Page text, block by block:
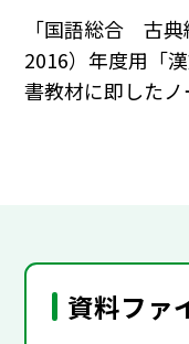
「国語総合 古
2016）年度用「
書教材に即したノ
資料ファ